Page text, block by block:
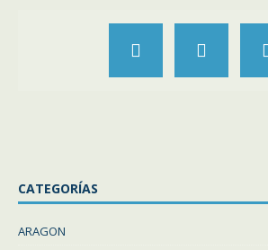
CATEGORÍAS
ARAGON